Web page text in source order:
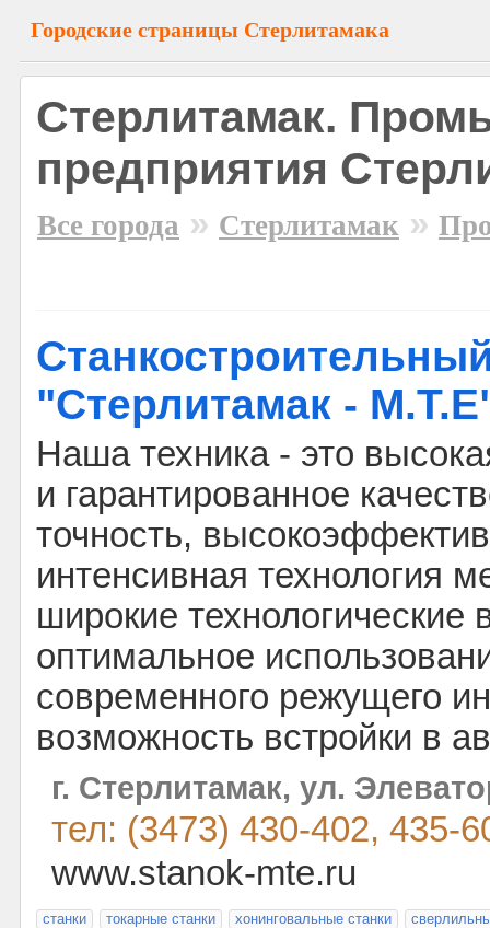
Городские страницы Стерлитамака
Стерлитамак.
предприятия
Все города » Стерлитамак »
"Стерлитамак -
Наша техника - это
и гарантированное
точность,
интенсивная технология
широкие технологические
оптимальное
современного режущего
возможность встройки в
г. Стерлитамак, ул.
тел: (3473) 430-402, 435-
www.stanok-mte.ru
станки токарные станки хонинговальные станки